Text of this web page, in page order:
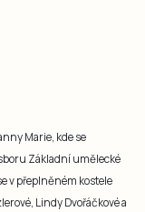
Marie, kde se
Základní umělecké
v přeplněném kostele
Lindy Dvořáčkové a